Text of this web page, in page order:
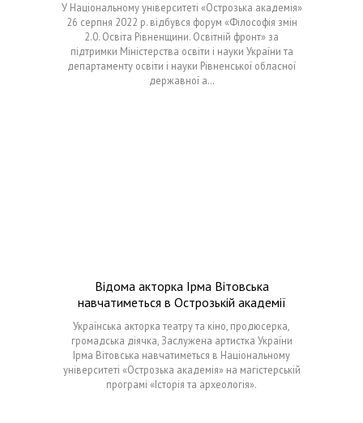
У Національному університеті «Острозька академія»
26 серпня 2022 р. відбувся форум «Філософія змін
2.0. Освіта Рівненщини. Освітній фронт» за
підтримки Міністерства освіти і науки України та
департаменту освіти і науки Рівненської обласної
державної а…
Відома акторка Ірма Вітовська
навчатиметься в Острозькій академії
Українська акторка театру та кіно, продюсерка,
громадська діячка, Заслужена артистка України
Ірма Вітовська навчатиметься в Національному
університеті «Острозька академія» на магістерській
програмі «Історія та археологія».